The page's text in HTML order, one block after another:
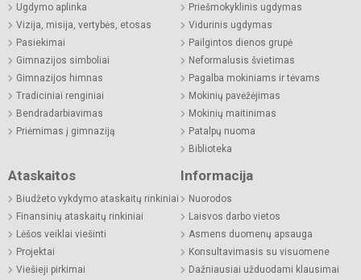
Ugdymo aplinka
Vizija, misija, vertybės, etosas
Pasiekimai
Gimnazijos simboliai
Gimnazijos himnas
Tradiciniai renginiai
Bendradarbiavimas
Priėmimas į gimnaziją
Priešmokyklinis ugdymas
Vidurinis ugdymas
Pailgintos dienos grupė
Neformalusis švietimas
Pagalba mokiniams ir tėvams
Mokinių pavėžėjimas
Mokinių maitinimas
Patalpų nuoma
Biblioteka
Ataskaitos
Biudžeto vykdymo ataskaitų rinkiniai
Finansinių ataskaitų rinkiniai
Lėšos veiklai viešinti
Projektai
Viešieji pirkimai
Informacija
Nuorodos
Laisvos darbo vietos
Asmens duomenų apsauga
Konsultavimasis su visuomene
Dažniausiai užduodami klausimai